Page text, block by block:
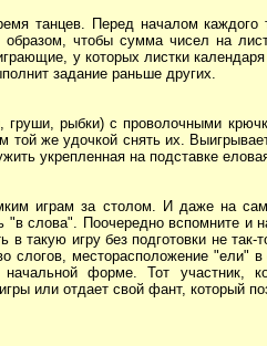
танцев. Перед началом
чтобы сумма чисел на
у которых листки
задание раньше других.
груши, рыбки) с проволочными
той же удочкой снять их.
укрепленная на подставке
играм за столом. И даже на
слова". Поочередно вспомните и
в такую игру без подготовки не
слогов, месторасположение
форме. Тот участник,
или отдает свой фант, который